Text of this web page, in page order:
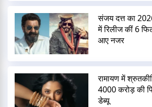
संजय दत्त का
में रिलीज कीं 6
आए नजर
रामायण में
4000 करोड़ की
डेब्यू